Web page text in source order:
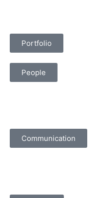
Portfolio
People
Communication